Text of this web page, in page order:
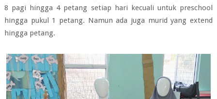
8 pagi hingga 4 petang setiap hari kecuali untuk preschool
hingga pukul 1 petang. Namun ada juga murid yang extend
hingga petang.